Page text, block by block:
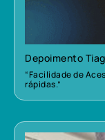
Depoimento
“Facilidade de
rápidas.”